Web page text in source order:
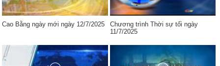
Cao Bằng ngày mới ngày 12/7/2025
Chương trình Thời sự tối ngày
11/7/2025